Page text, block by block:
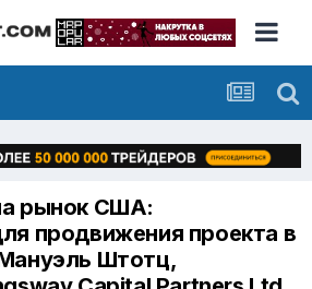
рынок США:
продвижения проекта в
Штотц,